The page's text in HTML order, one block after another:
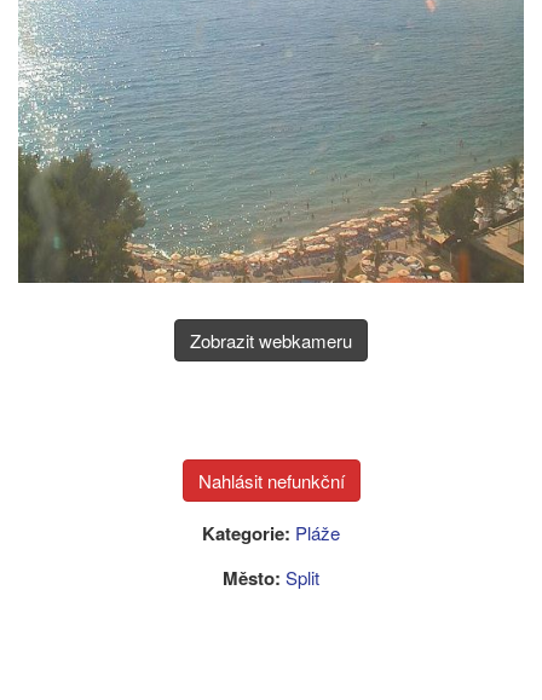
Zobrazit webkameru
Kategorie: Pláže
Město: Split